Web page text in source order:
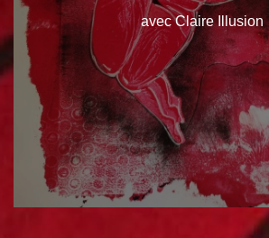
avec Claire Illusion